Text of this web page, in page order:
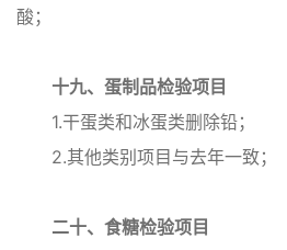
酸；
十九、蛋制品检验项目
1.干蛋类和冰蛋类删除铅；
2.其他类别项目与去年一致；
二十、食糖检验项目